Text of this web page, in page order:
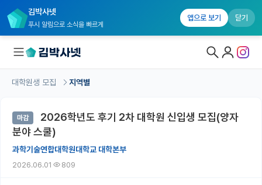
김박사넷
푸시 알림으로 소식을 빠르게
앱으로 보기 닫기
대학원생 모집 홈
기관별 모집 정보
연구실별 모집 정보
대학원생 모집 지역별
마감
2026학년도 후기 2차 대학원 신입생 모집(양자
분야 스쿨)
과학기술연합대학원대학교 대학본부
2026.06.01 809